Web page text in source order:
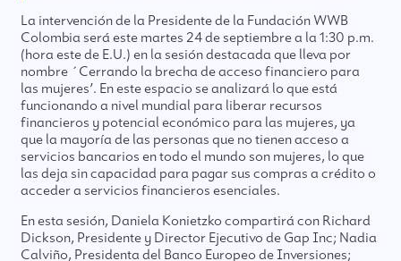
La intervención de la Presidente de la Fundación WWB
Colombia será este martes 24 de septiembre a la 1:30 p.m.
(hora este de E.U.) en la sesión destacada que lleva por
nombre ´Cerrando la brecha de acceso financiero para
las mujeres’. En este espacio se analizará lo que está
funcionando a nivel mundial para liberar recursos
financieros y potencial económico para las mujeres, ya
que la mayoría de las personas que no tienen acceso a
servicios bancarios en todo el mundo son mujeres, lo que
las deja sin capacidad para pagar sus compras a crédito o
acceder a servicios financieros esenciales.
En esta sesión, Daniela Konietzko compartirá con Richard
Dickson, Presidente y Director Ejecutivo de Gap Inc; Nadia
Calviño, Presidenta del Banco Europeo de Inversiones;